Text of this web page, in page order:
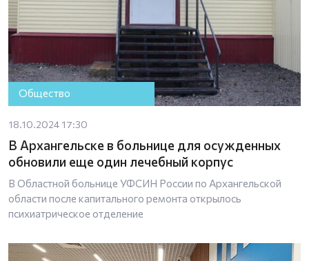
Общество
18.10.2024 17:30
В Архангельске в больнице для осужденных
обновили еще один лечебный корпус
В Областной больнице УФСИН России по Архангельской
области после капитального ремонта открылось
психиатрическое отделение